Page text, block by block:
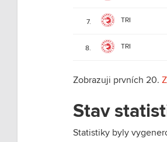
7. TRI
8. TRI
Zobrazuji prvních 20.
Stav
Statistiky byly